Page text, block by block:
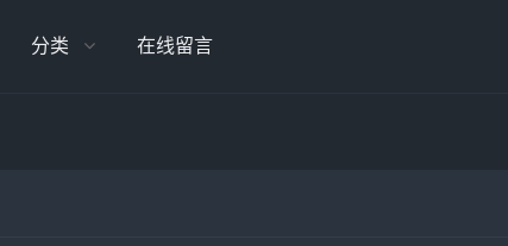
分类 在线留言